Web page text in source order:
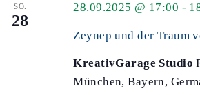
SO.
28
Zeynep und der Traum
28.09.2025 @ 17:00 -
KreativGarage Studio
München, Bayern,